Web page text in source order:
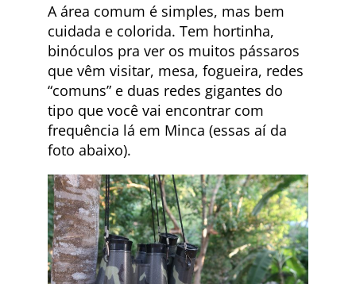
A área comum é simples, mas bem
cuidada e colorida. Tem hortinha,
binóculos pra ver os muitos pássaros
que vêm visitar, mesa, fogueira, redes
“comuns” e duas redes gigantes do
tipo que você vai encontrar com
frequência lá em Minca (essas aí da
foto abaixo).